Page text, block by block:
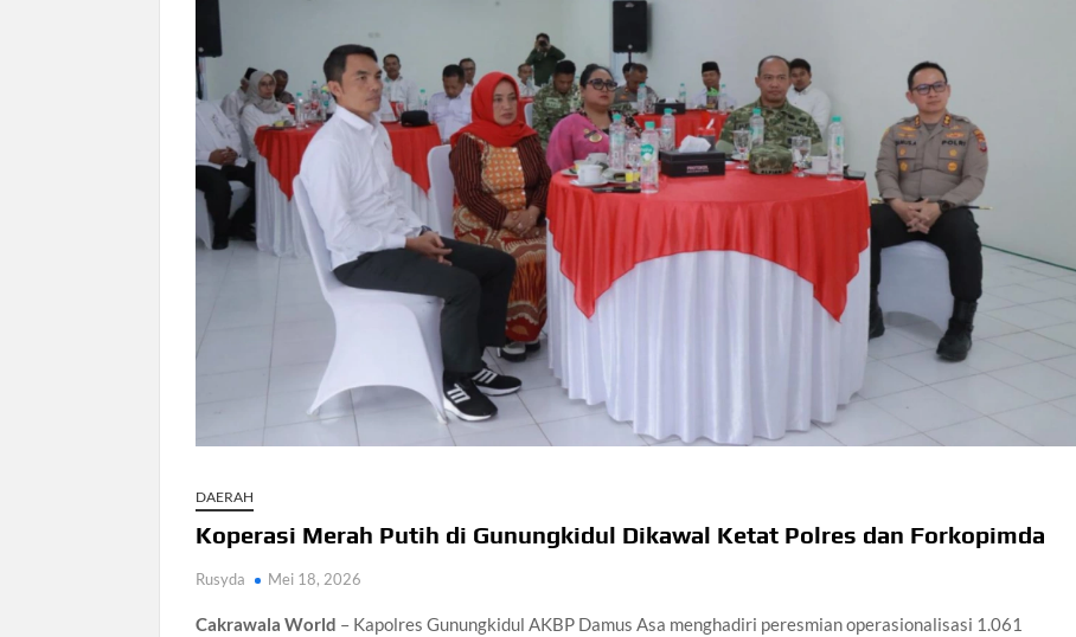
Dokter Ungkap Dampak Padel pada Cedera Kaki 2026
Sidang MK Bahas Tanggung Jawab Maskapai Saat Delay
Box Office Hollywood 2026 Tembus 4 Film Rp18 Triliun
DAERAH
Koperasi Merah Putih di Gunungkidul Dikawal Ketat Polres dan Forkopimda
Rusyda Mei 18, 2026
Cakrawala World – Kapolres Gunungkidul AKBP Damus Asa menghadiri peresmian operasionalisasi 1.061